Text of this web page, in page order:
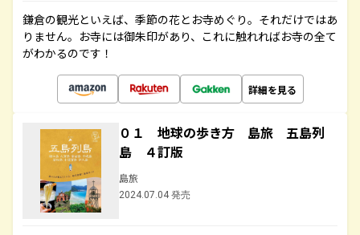
鎌倉の観光といえば、季節の花とお寺めぐり。それだけではあ
りません。お寺には御朱印があり、これに触れればお寺の全て
がわかるのです！
詳細を見る
０１ 地球の歩き方 島旅 五島列
島 ４訂版
島旅
2024.07.04 発売